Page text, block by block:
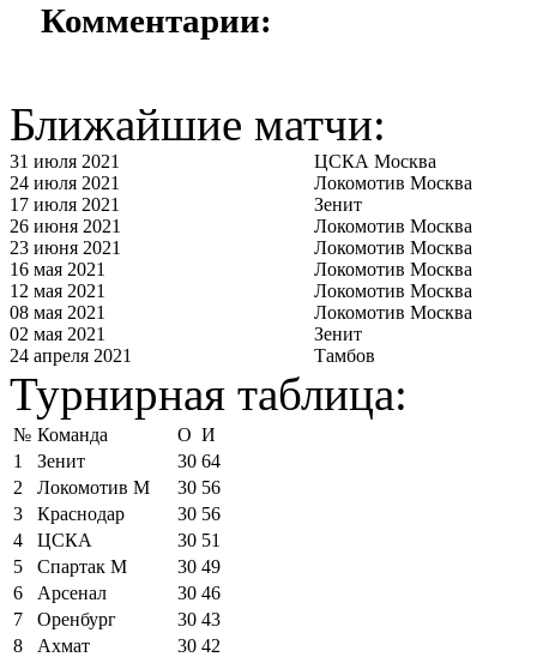
Комментарии:
Ближайшие матчи:
31 июля 2021
ЦСКА Москва
24 июля 2021
Локомотив Москва
17 июля 2021
Зенит
26 июня 2021
Локомотив Москва
23 июня 2021
Локомотив Москва
16 мая 2021
Локомотив Москва
12 мая 2021
Локомотив Москва
08 мая 2021
Локомотив Москва
02 мая 2021
Зенит
24 апреля 2021
Тамбов
Турнирная таблица:
№ Команда О И
1
Зенит 30 64
2
Локомотив М 30 56
3
Краснодар 30 56
4
ЦСКА 30 51
5
Спартак М 30 49
6
Арсенал 30 46
7
Оренбург 30 43
8
Ахмат 30 42